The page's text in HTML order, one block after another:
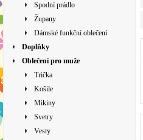
Spodní prádlo
Župany
Dámské funkční oblečení
Doplňky
Oblečení pro muže
Trička
Košile
Mikiny
Svetry
Vesty